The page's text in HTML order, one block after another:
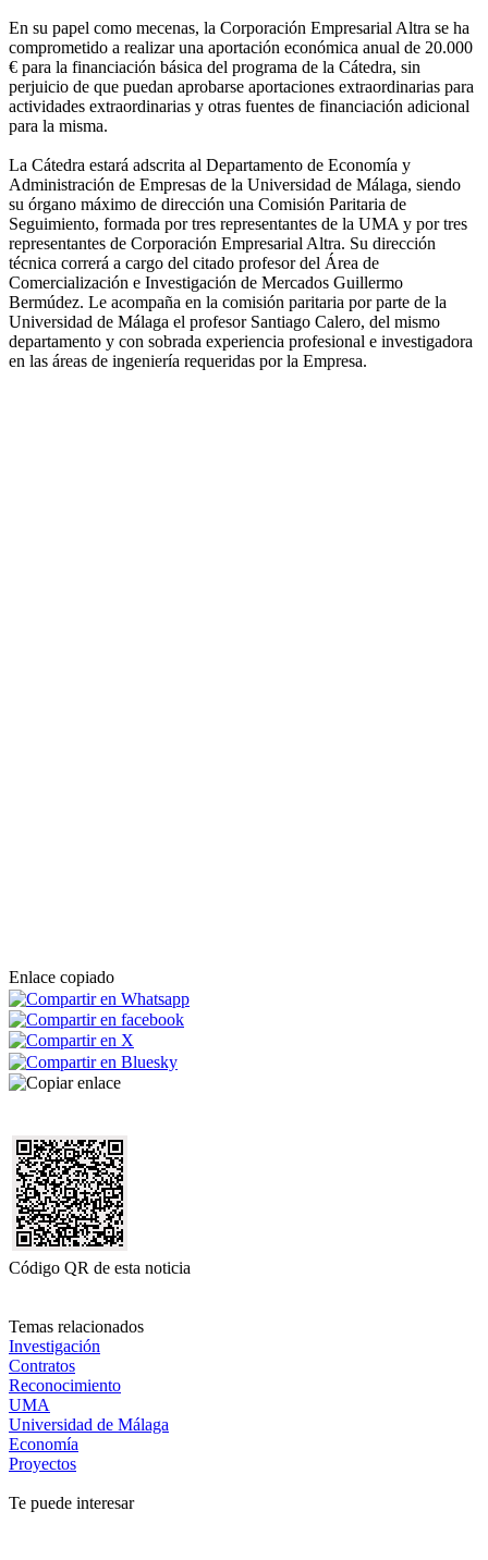
En su papel como mecenas, la Corporación Empresarial Altra se ha
comprometido a realizar una aportación económica anual de 20.000
€ para la financiación básica del programa de la Cátedra, sin
perjuicio de que puedan aprobarse aportaciones extraordinarias para
actividades extraordinarias y otras fuentes de financiación adicional
para la misma.
La Cátedra estará adscrita al Departamento de Economía y
Administración de Empresas de la Universidad de Málaga, siendo
su órgano máximo de dirección una Comisión Paritaria de
Seguimiento, formada por tres representantes de la UMA y por tres
representantes de Corporación Empresarial Altra. Su dirección
técnica correrá a cargo del citado profesor del Área de
Comercialización e Investigación de Mercados Guillermo
Bermúdez. Le acompaña en la comisión paritaria por parte de la
Universidad de Málaga el profesor Santiago Calero, del mismo
departamento y con sobrada experiencia profesional e investigadora
en las áreas de ingeniería requeridas por la Empresa.
Enlace copiado
Código QR de esta noticia
Temas relacionados
Investigación
Contratos
Reconocimiento
UMA
Universidad de Málaga
Economía
Proyectos
Te puede interesar